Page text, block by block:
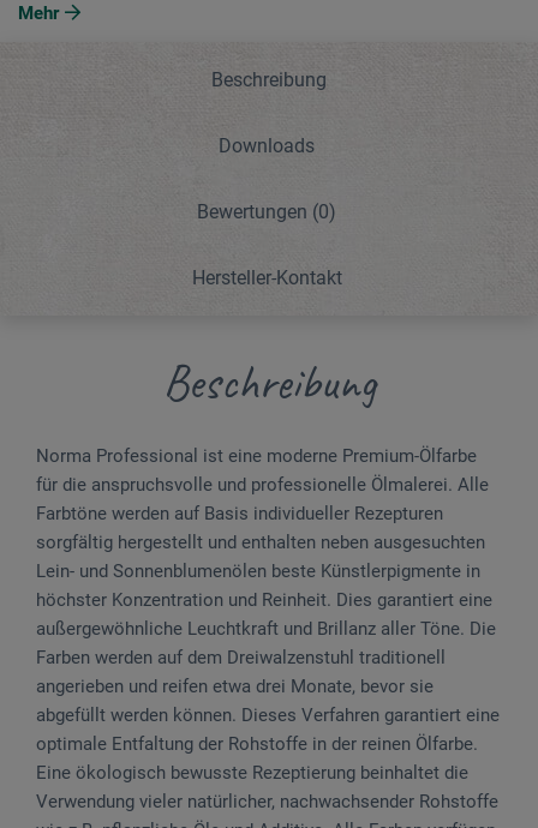
Mehr
Beschreibung
Downloads
Bewertungen (0)
Hersteller-Kontakt
Beschreibung
Norma Professional ist eine moderne Premium-Ölfarbe
für die anspruchsvolle und professionelle Ölmalerei. Alle
Farbtöne werden auf Basis individueller Rezepturen
sorgfältig hergestellt und enthalten neben ausgesuchten
Lein- und Sonnenblumenölen beste Künstlerpigmente in
höchster Konzentration und Reinheit. Dies garantiert eine
außergewöhnliche Leuchtkraft und Brillanz aller Töne. Die
Farben werden auf dem Dreiwalzenstuhl traditionell
angerieben und reifen etwa drei Monate, bevor sie
abgefüllt werden können. Dieses Verfahren garantiert eine
optimale Entfaltung der Rohstoffe in der reinen Ölfarbe.
Eine ökologisch bewusste Rezeptierung beinhaltet die
Verwendung vieler natürlicher, nachwachsender Rohstoffe